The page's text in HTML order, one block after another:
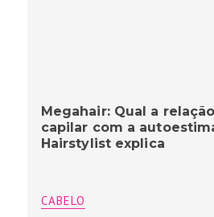
Megahair: Qual a
capilar com a
Hairstylist explica
CABELO